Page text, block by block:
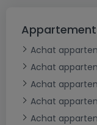
Achat
Achat
Achat
Achat
Achat